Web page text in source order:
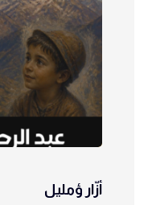
أزّار ؤمليل